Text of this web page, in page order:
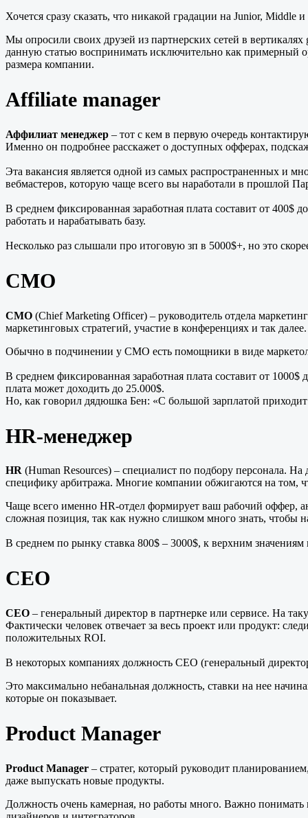
Хочется сразу сказать, что никакой градации на Junior,
Мы опросили своих друзей из партнерских сетей в
данную статью воспринимать исключительно как примерный
размера компании.
Affiliate manager
Аффилиат менеджер – тот с кем в первую очередь
Именно он подробнее расскажет о доступных офферах,
Эта вакансия является одной из самых распространенных и
вебмастеров, которую чаще всего вы наработали в прошлой
В среднем фиксированная заработная плата составит от
работать и нарабатывать базу.
Несколько раз слышали про итоговую зп в 5000$+, но это
CMO
CMO (Chief Marketing Officer) – руководитель отдела
маркетинговых стратегий, участие в конференциях и так
Обычно в подчинении у CMO есть помощники в виде
В среднем фиксированная заработная плата составит от
плата может доходить до 25.000$.
Но, как говорил дядюшка Бен: «C большой зарплатой приходит
HR-менеджер
HR (Human Resources) – специалист по подбору персонала.
специфику арбитража. Многие компании обжигаются на том,
Чаще всего именно HR-отдел формирует ваш рабочий оффер,
сложная позиция, так как нужно слишком много знать, чтобы
В среднем по рынку ставка 800$ – 3000$, к верхним
CEO
CEO – генеральный директор в партнерке или сервисе. На
Фактически человек отвечает за весь проект или продукт:
положительных ROI.
В некоторых компаниях должность CEO (генеральный
Это максимально небанальная должность, ставки на нее
которые он показывает.
Product Manager
Product Manager – стратег, который руководит
даже выпускать новые продукты.
Должность очень камерная, но работы много. Важно понимать